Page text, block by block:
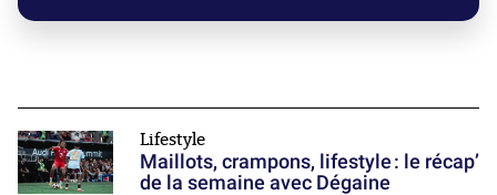
Lifestyle
Maillots, crampons, lifestyle : le récap’
de la semaine avec Dégaine